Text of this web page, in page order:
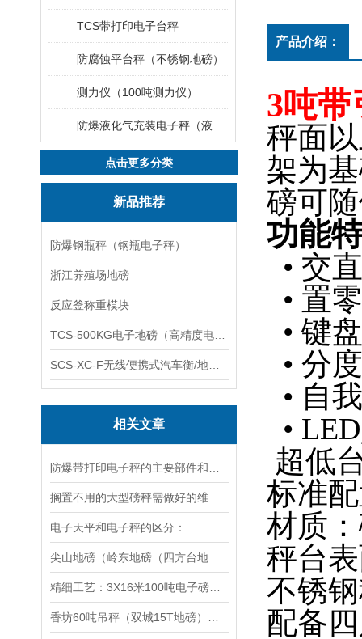
TCS带打印电子台秤
防腐蚀平台秤（不锈钢地磅）
测力仪（100吨测力仪）
点击更多分类
新品推荐
防爆钢瓶秤（钢瓶电子秤）
浙江养殖场地磅
反应釜称重模块
相关文章
电子天平和电子秤的区分：
产品介绍：
3吨
秤面
架为
磅可
功能
• 交
• 置
• 键
• 分
• 自
•
超低
标准
材质
秤台
不锈
配备